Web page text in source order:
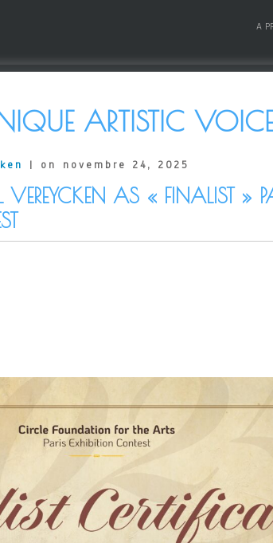
A
ARTISTIC
| on novembre 24, 2025
VEREYCKEN AS « FINALIST »